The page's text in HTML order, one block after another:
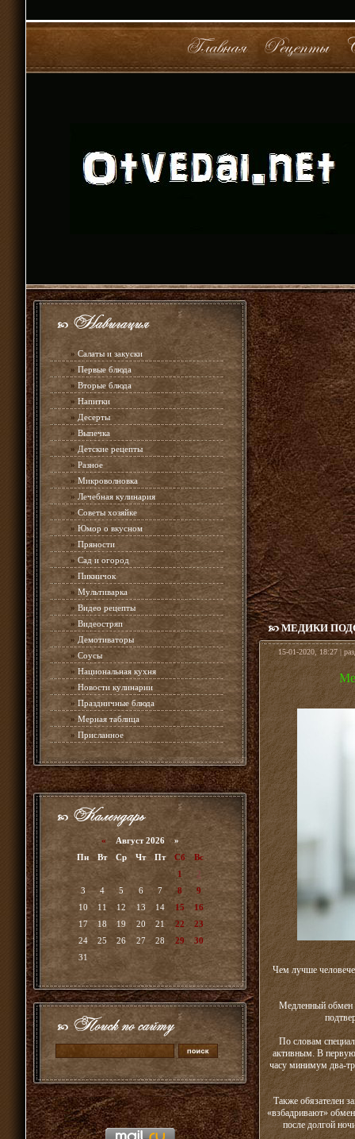
» Салаты и закуски
» Первые блюда
» Вторые блюда
» Напитки
»Десерты
» Выпечка
» Детские рецепты
» Разное
» Микроволновка
» Лечебная кулинария
» Советы хозяйке
» Юмор о вкусном
» Пряности
» Сад и огород
» Пикничок
» Мультиварка
» Видео рецепты
» Видеостряп
» Демотиваторы
» Соусы
» Национальная кухня
» Новости кулинарии
» Праздничные блюда
» Мерная таблица
» Присланное
« Август 2026 »
Пн
Вт Ср Чт Пт Сб
Вс
1
2
3
4 5 6 7 8
9
10
11 12 13 14 15
16
17
18 19 20 21 22
23
24
25 26 27 28 29
30
31
МЕДИКИ
15-01-2020, 18:27 |
Чем лучше
Медленный обмен
По словам
активным. В первую
часу минимум два-
Также обязателен
«взбадривают»
после долгой